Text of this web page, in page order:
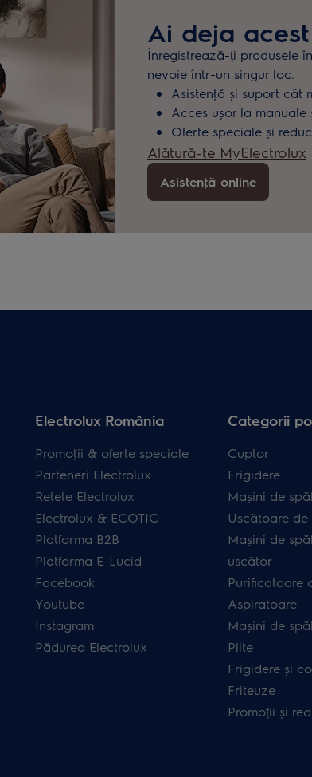
Ai deja
Înregistrează-ți produsele
nevoie într-un singur loc.
Asistenţă și suport cât
Acces ușor la
Oferte speciale și
Alătură-te MyElectrolux
Asistenţă online
Electrolux România
Promoţii & oferte speciale
Parteneri Electrolux
Retete Electrolux
Electrolux & ECOTIC
Platforma B2B
Platforma E-Lucid
Facebook
Youtube
Instagram
Pădurea Electrolux
Categorii
Cuptor
Frigidere
Mașini de
Uscătoare de
Mașini de
uscător
Purificatoare
Aspiratoare
Mașini de
Plite
Frigidere și
Friteuze
Promoții și